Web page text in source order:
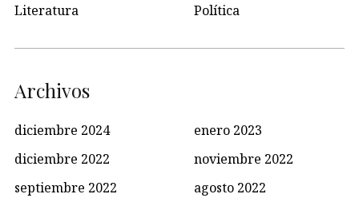
Literatura
Política
Archivos
diciembre 2024
enero 2023
diciembre 2022
noviembre 2022
septiembre 2022
agosto 2022